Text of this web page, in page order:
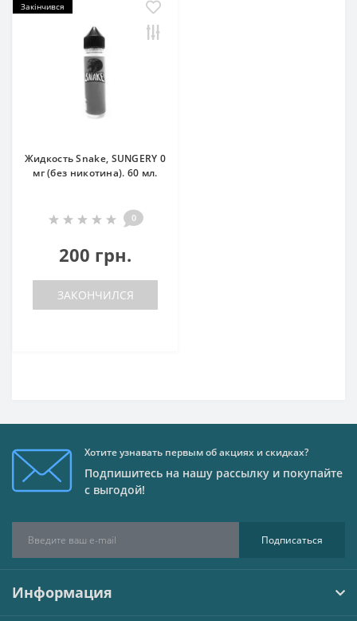
Закінчився
Жидкость Snake, SUNGERY 0
мг (без никотина). 60 мл.
0
200 грн.
ЗАКОНЧИЛСЯ
Хотите узнавать первым об акциях и скидках?
Подпишитесь на нашу рассылку и покупайте
с выгодой!
Подписаться
Информация